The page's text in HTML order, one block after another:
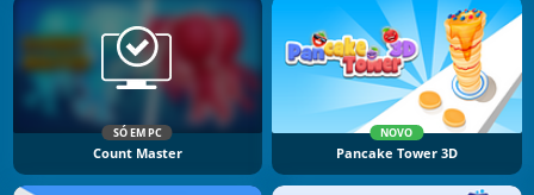
SÓ EM PC
Count Master
NOVO
Pancake Tower 3D